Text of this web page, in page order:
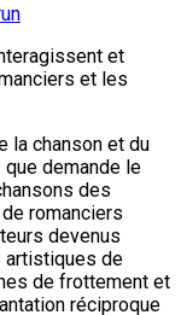
et
et les
la chanson et du
demande le
des
romanciers
devenus
artistiques de
de frottement et
réciproque